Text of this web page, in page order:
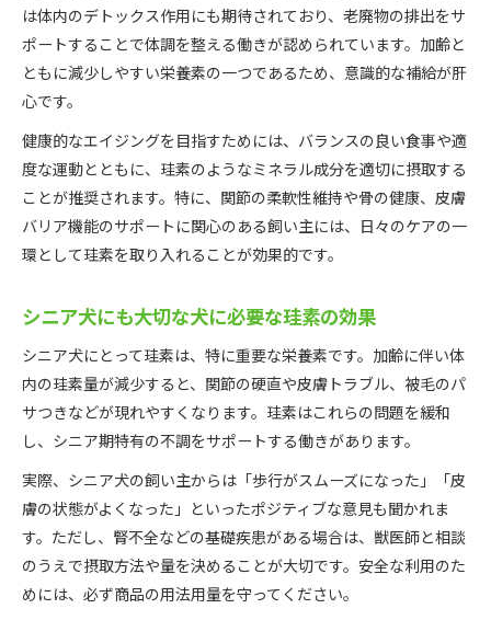
は体内のデトックス作用にも期待されており、老廃物の排出をサ
ポートすることで体調を整える働きが認められています。加齢と
ともに減少しやすい栄養素の一つであるため、意識的な補給が肝
心です。
健康的なエイジングを目指すためには、バランスの良い食事や適
度な運動とともに、珪素のようなミネラル成分を適切に摂取する
ことが推奨されます。特に、関節の柔軟性維持や骨の健康、皮膚
バリア機能のサポートに関心のある飼い主には、日々のケアの一
環として珪素を取り入れることが効果的です。
シニア犬にも大切な犬に必要な珪素の効果
シニア犬にとって珪素は、特に重要な栄養素です。加齢に伴い体
内の珪素量が減少すると、関節の硬直や皮膚トラブル、被毛のパ
サつきなどが現れやすくなります。珪素はこれらの問題を緩和
し、シニア期特有の不調をサポートする働きがあります。
実際、シニア犬の飼い主からは「歩行がスムーズになった」「皮
膚の状態がよくなった」といったポジティブな意見も聞かれま
す。ただし、腎不全などの基礎疾患がある場合は、獣医師と相談
のうえで摂取方法や量を決めることが大切です。安全な利用のた
めには、必ず商品の用法用量を守ってください。